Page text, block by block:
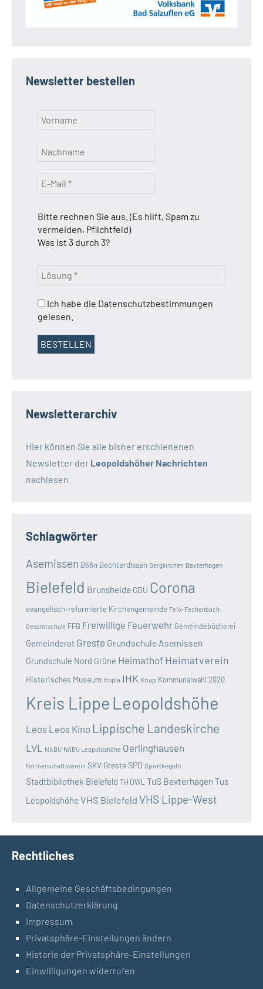
Newsletter bestellen
Bitte rechnen Sie aus. (Es hilft, Spam zu
vermeiden, Pflichtfeld)
Was ist 3 durch 3?
Ich habe die Datenschutzbestimmungen
gelesen.
Newsletterarchiv
Hier können Sie alle bisher erschienenen
Newsletter der Leopoldshöher Nachrichten
nachlesen.
Schlagwörter
Asemissen B66n Bechterdissen Bergkirchen Bexterhagen
Bielefeld Brunsheide CDU Corona
evangelisch-reformierte Kirchengemeinde Felix-Fechenbach-
Gesamtschule FFG Freiwillige Feuerwehr Gemeindebücherei
Gemeinderat Greste Grundschule Asemissen
Grundschule Nord Grüne Heimathof Heimatverein
Historisches Museum Hopla IHK Knup Kommunalwahl 2020
Kreis Lippe Leopoldshöhe
Leos Leos Kino Lippische Landeskirche
LVL NABU NABU Leopoldshöhe Oerlinghausen
Partnerschaftsverein SKV GresteSPD Sportkegeln
Stadtbibliothek Bielefeld TH OWL TuS BexterhagenTus
Leopoldshöhe VHS Bielefeld VHS Lippe-West
Rechtliches
Allgemeine Geschäftsbedingungen
Datenschutzerklärung
Impressum
Privatsphäre-Einstellungen ändern
Historie der Privatsphäre-Einstellungen
Einwilligungen widerrufen